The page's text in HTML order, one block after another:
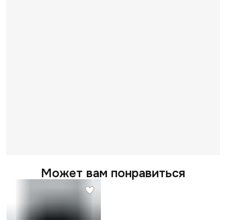
Может вам понравиться